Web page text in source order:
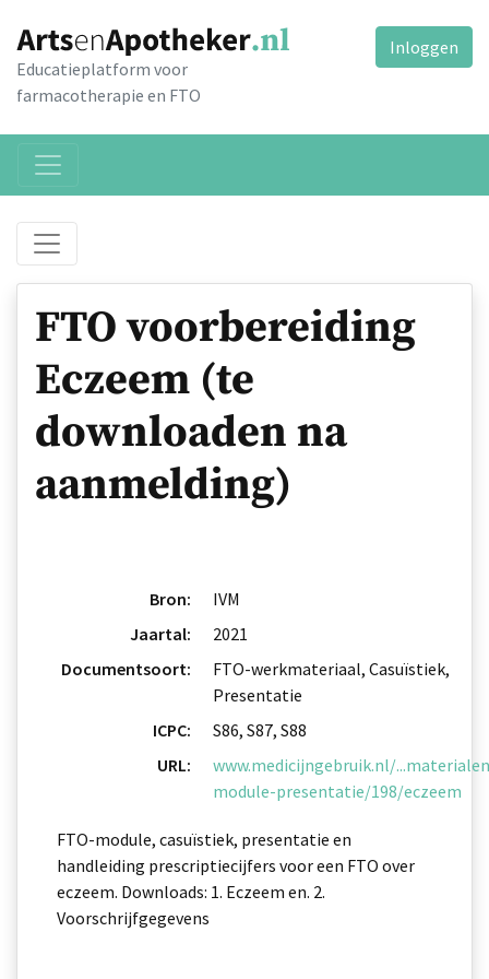
Educatieplatform voor
farmacotherapie en FTO
Inloggen
FTO voorbereiding
Eczeem (te
downloaden na
aanmelding)
Bron:
IVM
Jaartal:
2021
Documentsoort:
FTO-werkmateriaal, Casuïstiek,
Presentatie
ICPC:
S86, S87, S88
URL:
www.medicijngebruik.nl/
module-presentatie/198/eczeem
FTO-module, casuïstiek, presentatie en
handleiding prescriptiecijfers voor een FTO over
eczeem. Downloads: 1. Eczeem en. 2.
Voorschrijfgegevens